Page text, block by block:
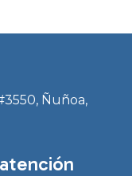
Ñuñoa,